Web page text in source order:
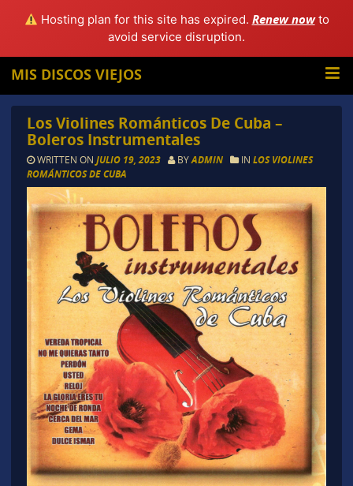
Hosting plan for this site has expired. Renew nowto
avoid service disruption.
MIS DISCOS VIEJOS
Los Violines Románticos De Cuba –
Boleros Instrumentales
WRITTEN ON JULIO 19, 2023 BYADMIN IN LOS VIOLINES
ROMÁNTICOS DE CUBA